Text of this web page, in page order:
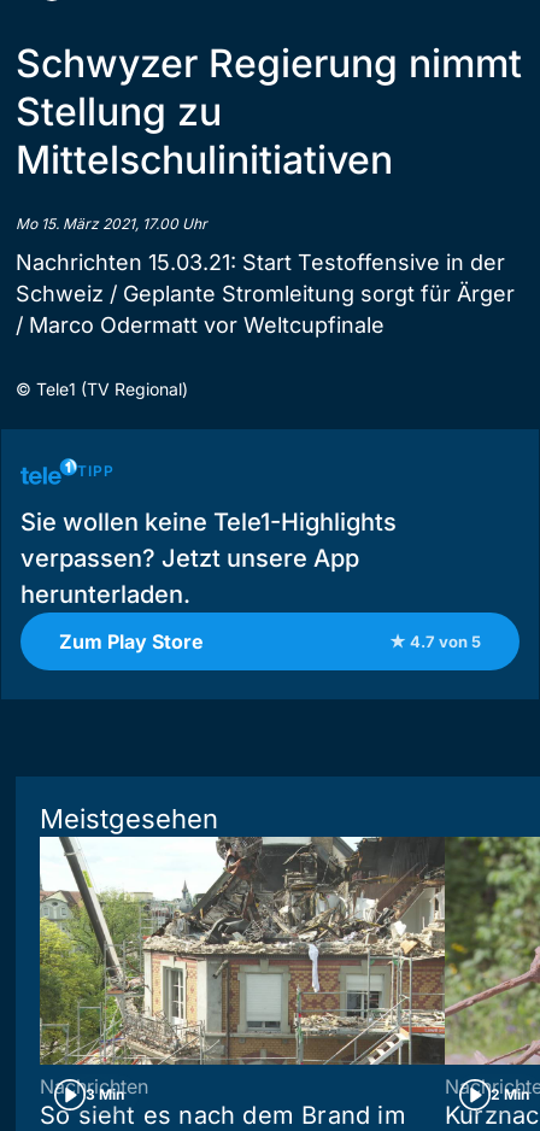
Schwyzer Regierung nimmt
Stellung zu
Mittelschulinitiativen
Mo 15. März 2021, 17.00 Uhr
Nachrichten 15.03.21: Start Testoffensive in der
Schweiz / Geplante Stromleitung sorgt für Ärger
/ Marco Odermatt vor Weltcupfinale
© Tele1 (TV Regional)
TIPP
Sie wollen keine Tele1-Highlights
verpassen? Jetzt unsere App
herunterladen.
Zum Play Store ★ 4.7 von 5
Meistgesehen
3 Min
Nachrichten
So sieht es nach dem Brand im
2 Min